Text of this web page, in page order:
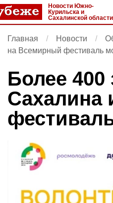
Новости Южно-
Курильска и
Сахалинской области
Главная Новости
на Всемирный фестиваль
Более 400
Сахалина